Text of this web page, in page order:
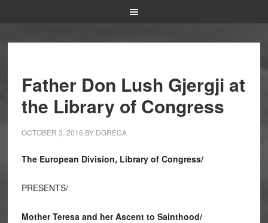
Father Don Lush Gjergji at
the Library of Congress
OCTOBER 3, 2016 BY DGRECA
The European Division, Library of Congress/
PRESENTS/
Mother Teresa and her Ascent to Sainthood/